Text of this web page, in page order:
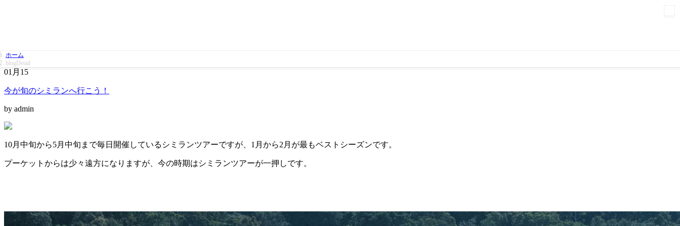
ホーム
blogDetail
01月 15
今が旬のシミランへ行こう！
by admin
10月中旬から5月中旬まで毎日開催しているシミランツアーですが、1月から2月が最もベストシーズンです。
プーケットからは少々遠方になりますが、今の時期はシミランツアーが一押しです。